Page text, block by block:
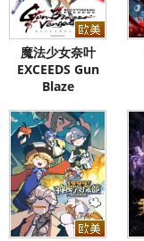
魔法少女奈叶
EXCEEDS Gun
Blaze
第6集